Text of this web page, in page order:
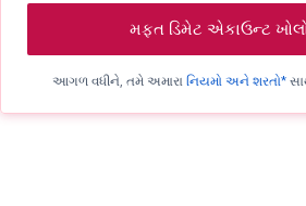
મફત ડિમેટ એકાઉન્ટ
આગળ વધીને, તમે અમારા નિયમો અને શરતો*